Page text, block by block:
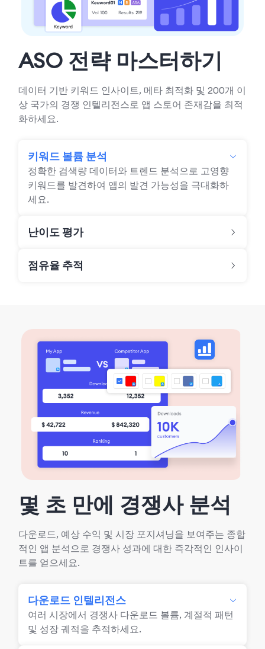
ASO 전략 마스터하기
데이터 기반 키워드 인사이트, 메타 최적화 및 200개 이
상 국가의 경쟁 인텔리전스로 앱 스토어 존재감을 최적
화하세요.
키워드 볼륨 분석
정확한 검색량 데이터와 트렌드 분석으로 고영향
키워드를 발견하여 앱의 발견 가능성을 극대화하
세요.
난이도 평가
점유율 추적
몇 초 만에 경쟁사 분석
다운로드, 예상 수익 및 시장 포지셔닝을 보여주는 종합
적인 앱 분석으로 경쟁사 성과에 대한 즉각적인 인사이
트를 얻으세요.
다운로드 인텔리전스
여러 시장에서 경쟁사 다운로드 볼륨, 계절적 패턴
및 성장 궤적을 추적하세요.